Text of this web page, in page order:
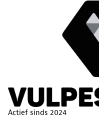
Actief sinds 2024